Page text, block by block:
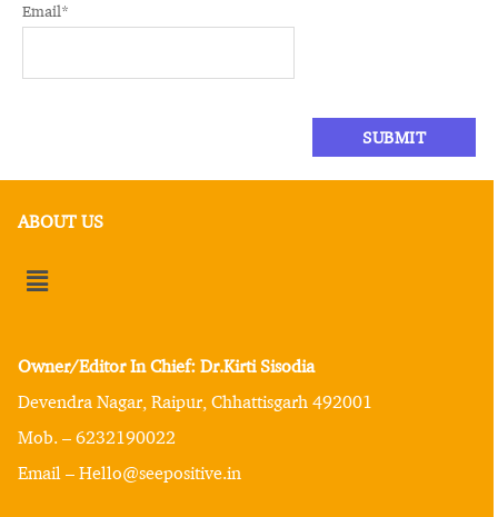
Email*
ABOUT US
Owner/Editor In Chief: Dr.Kirti Sisodia
Devendra Nagar, Raipur, Chhattisgarh 492001
Mob. – 6232190022
Email – Hello@seepositive.in